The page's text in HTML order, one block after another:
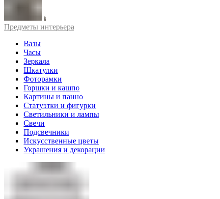
Предметы интерьера
Вазы
Часы
Зеркала
Шкатулки
Фоторамки
Горшки и кашпо
Картины и панно
Статуэтки и фигурки
Светильники и лампы
Свечи
Подсвечники
Искусственные цветы
Украшения и декорации